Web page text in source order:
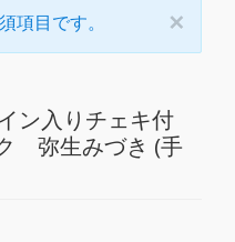
×
項目です。
ン入りチェキ付
弥生みづき (手